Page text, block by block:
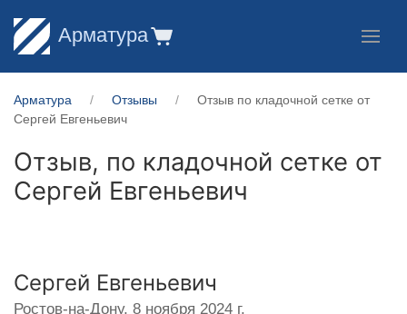
Арматура
Арматура Отзывы
Отзыв по кладочной сетке от
Сергей Евгеньевич
Отзыв, по кладочной сетке от
Сергей Евгеньевич
Сергей Евгеньевич
Ростов-на-Дону, 8 ноября 2024 г.